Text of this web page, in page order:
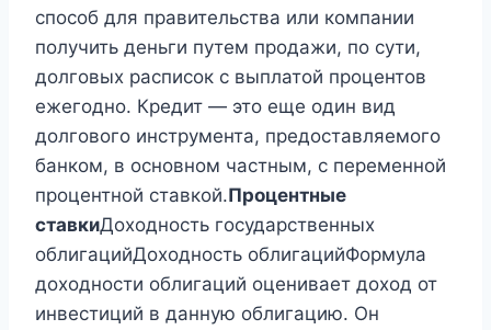
способ для правительства или компании
получить деньги путем продажи, по сути,
долговых расписок с выплатой процентов
ежегодно. Кредит — это еще один вид
долгового инструмента, предоставляемого
банком, в основном частным, с переменной
процентной ставкой.Процентные
ставкиДоходность государственных
облигацийДоходность облигацийФормула
доходности облигаций оценивает доход от
инвестиций в данную облигацию. Он